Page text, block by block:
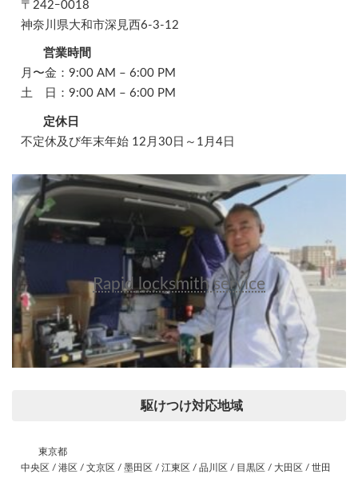
〒242ｰ0018
神奈川県大和市深見西6-3-12
営業時間
月〜金：9:00 AM – 6:00 PM
土 日：9:00 AM – 6:00 PM
定休日
不定休及び年末年始 12月30日～1月4日
Rapid locksmith service
駆けつけ対応地域
東京都
中央区 / 港区 / 文京区 / 墨田区 / 江東区 / 品川区 / 目黒区 / 大田区 / 世田